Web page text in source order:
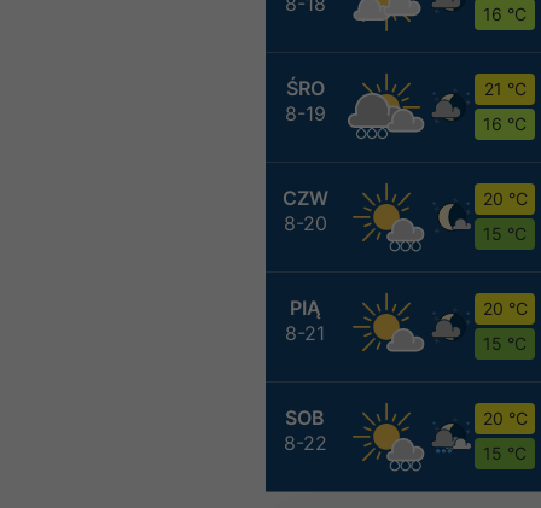
16 °C
ŚRO
8-19
21 °C
16 °C
CZW
8-20
20 °C
15 °C
PIĄ
8-21
20 °C
15 °C
SOB
8-22
20 °C
15 °C